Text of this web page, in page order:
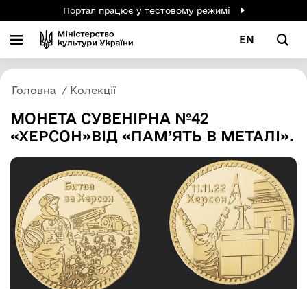
Портал працює у тестовому режимі
EN
Головна Колекції
МОНЕТА СУВЕНІРНА №42
«ХЕРСОН»ВІД «ПАМ’ЯТЬ В МЕТАЛІ».